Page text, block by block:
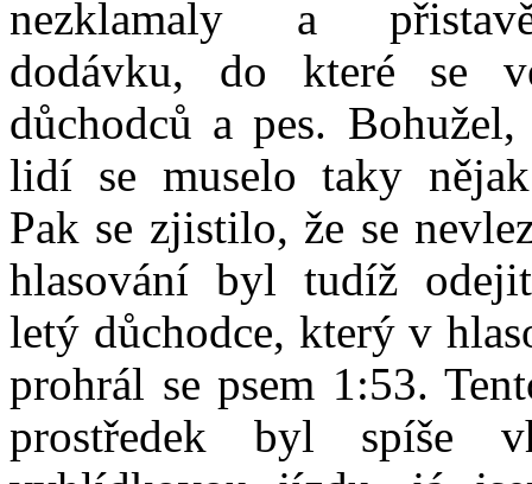
nezklamaly a
dodávku, do které se
důchodců a pes.
lidí se muselo taky
Pak se zjistilo, že se
hlasování byl tudíž
letý důchodce, který v
prohrál se psem 1:53.
prostředek byl spíše